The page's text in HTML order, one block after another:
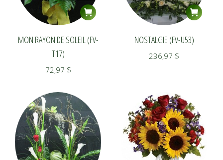
MON RAYON DE SOLEIL (FV-
T17)
72,97 $
NOSTALGIE (FV-U53)
236,97 $